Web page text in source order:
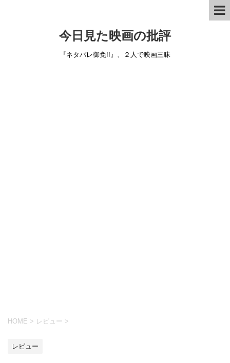
今日見た映画の批評
『ネタバレ御免!!』、２人で映画三昧
HOME > レビュー >
レビュー